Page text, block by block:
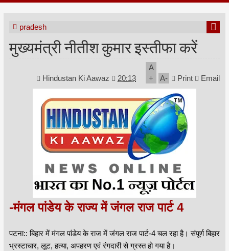
pradesh
मुख्यमंत्री नीतीश कुमार इस्तीफा करें
Hindustan Ki Aawaz 20:13
A
+
A- Print Email
-मंगल पांडेय के राज्य में जंगल राज पार्ट 4
पटना:: बिहार में मंगल पांडेय के राज में जंगल राज पार्ट-4 चल रहा है। संपूर्ण बिहार
भ्रस्टाचार, लूट, हत्या, अपहरण एवं रंगदारी से ग्रस्त हो गया है।